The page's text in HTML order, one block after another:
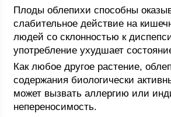
Плоды облепихи способны
слабительное действие на
людей со склонностью к
употребление ухудшает
Как любое другое растение,
содержания биологически
может вызвать аллергию или
непереносимость.